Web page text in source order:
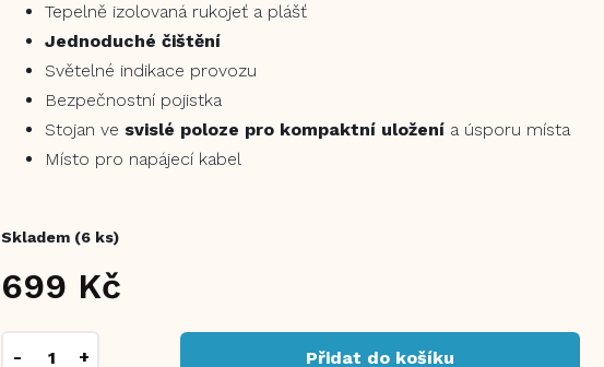
699 Kč
Skladem (6 ks)
Přidat do košíku
Tepelně izolovaná rukojeť a plášť
Jednoduché čištění
Světelné indikace provozu
Bezpečnostní pojistka
Stojan ve svislé poloze pro kompaktní uložení a úsporu místa
Místo pro napájecí kabel